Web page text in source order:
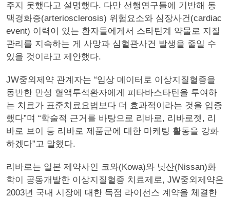
주지 못했다고 설명했다. 다만 선행연구들에 기반해 동
맥경화증(arteriosclerosis) 위험요소와 심장사건(cardiac
event) 이력이 있는 환자들에게서 스타틴계 약물로 지질
관리를 지속하는 게 사망과 심혈관사건 발생을 줄일 수
있을 것이라고 제안했다.
JW중외제약 관계자는 “임상 데이터로 이상지질혈증을
동반한 만성 혈액투석환자에게 피타바스타틴을 투여하
는 치료가 표준치료요법보다 더 효과적이라는 것을 입증
했다”며 “학술적 근거를 바탕으로 리바로, 리바로젯, 리
바로 브이 등 리바로 제품군에 대한 마케팅 활동을 강화
하겠다”고 말했다.
리바로는 일본 제약사인 코와(Kowa)와 닛산(Nissan)화
학이 공동개발한 이상지질혈증 치료제로, JW중외제약은
2003년 국내 시장에 대한 독점 라이선스 계약을 체결한